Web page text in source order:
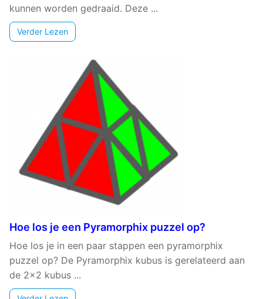
kunnen worden gedraaid. Deze ...
Verder Lezen
Hoe los je een Pyramorphix puzzel op?
Hoe los je in een paar stappen een pyramorphix
puzzel op? De Pyramorphix kubus is gerelateerd aan
de 2x2 kubus ...